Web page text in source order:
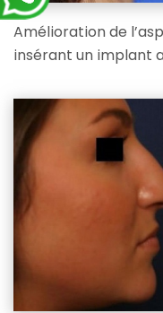
Amélioration de
insérant un implant